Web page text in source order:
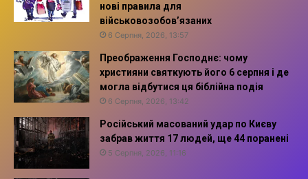
нові правила для
військовозобов’язаних
6 Серпня, 2026, 13:57
Преображення Господнє: чому
християни святкують його 6 серпня і де
могла відбутися ця біблійна подія
6 Серпня, 2026, 13:42
Російський масований удар по Києву
забрав життя 17 людей, ще 44 поранені
5 Серпня, 2026, 11:16